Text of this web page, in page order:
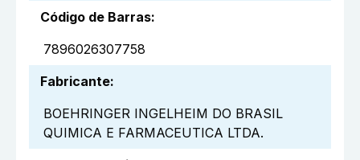
Código de Barras:
7896026307758
Fabricante:
BOEHRINGER INGELHEIM DO BRASIL
QUIMICA E FARMACEUTICA LTDA.